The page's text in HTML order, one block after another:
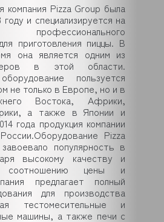
компания Pizza Group была
и специализируется на
профессионального
приготовления пиццы. В
она является одним из
в этой области.
пользуется
не только в Европе, но и в
Востока, Африки,
а также в Японии и
года продукция компании
Pizza
популярность в
высокому качеству и
соотношению цены и
предлагает полный
для производства
тестомесительные и
машины, а также печи с